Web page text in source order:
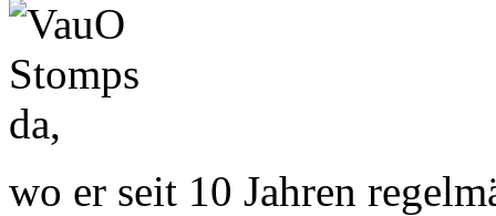
wo er seit 10 Jahren